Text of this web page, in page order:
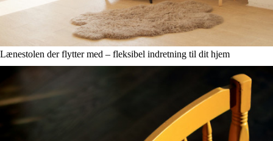
Lænestolen der flytter med – fleksibel indretning til dit hjem